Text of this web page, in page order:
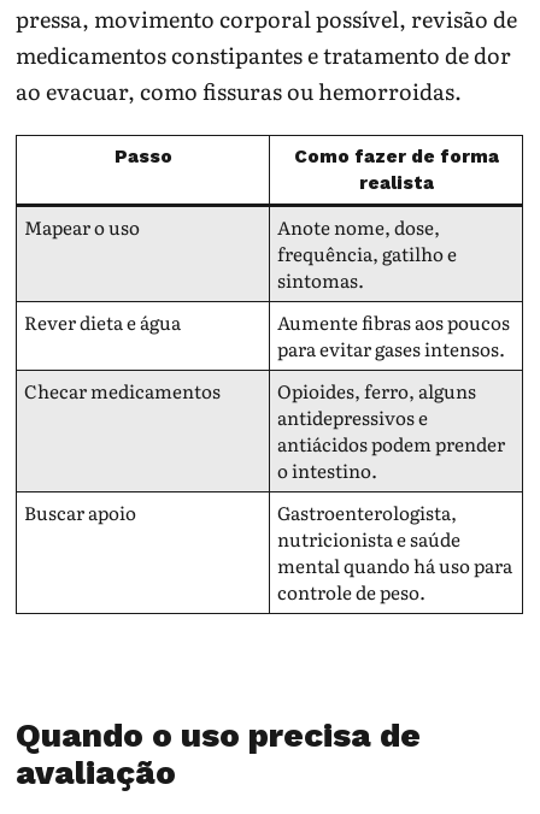
pressa, movimento corporal possível, revisão de
medicamentos constipantes e tratamento de dor
ao evacuar, como fissuras ou hemorroidas.
Passo
Como fazer de forma
realista
Mapear o uso
Anote nome, dose,
frequência, gatilho e
sintomas.
Rever dieta e água
Aumente fibras aos poucos
para evitar gases intensos.
Checar medicamentos
Opioides, ferro, alguns
antidepressivos e
antiácidos podem prender
o intestino.
Buscar apoio
Gastroenterologista,
nutricionista e saúde
mental quando há uso para
controle de peso.
Quando o uso precisa de
avaliação